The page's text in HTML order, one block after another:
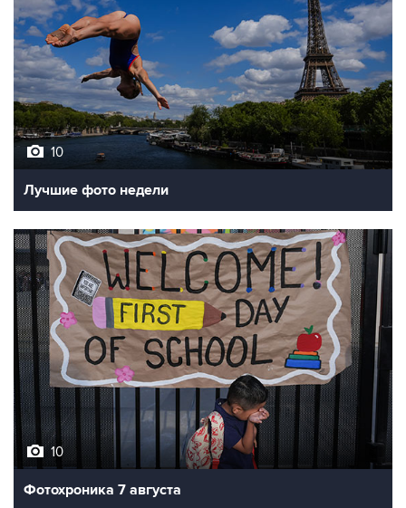
10
Лучшие фото недели
10
Фотохроника 7 августа